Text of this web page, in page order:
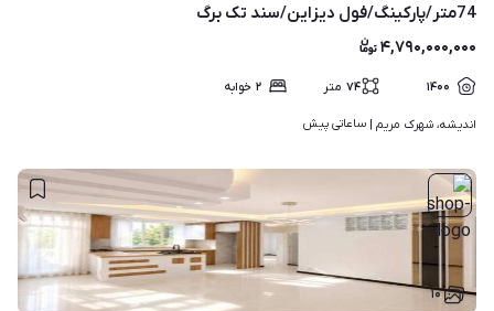
74متر/پارکینگ/فول دیزاین/سند تک برگ
۴,۷۹۰,۰۰۰,۰۰۰
۱۴۰۰ ۷۴ متر ۲ خوابه
اندیشه، شهرک مریم | ساعاتی پیش
۱۰